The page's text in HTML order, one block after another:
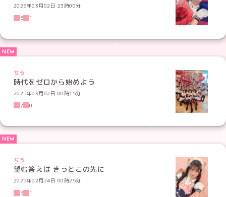
2025年03月02日 23時00分
5
1
ちう
時代をゼロから始めよう
2025年03月02日 00時15分
7
0
ちう
望む答えは きっとこの先に
2025年02月24日 00時25分
5
1